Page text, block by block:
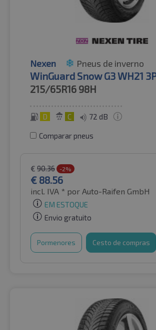
Nexen Pneus de inverno
WinGuard Snow G3 WH21
215/65R16 98H
D C 72 dB
Comparar pneus
€ 90.36 -2%
€ 88.56
incl. IVA * por Auto-Raifen GmbH
EM ESTOQUE
Envio gratuito
Pormenores Cesto de compras